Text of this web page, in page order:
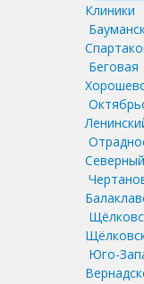
Клиники
Беговая
Юго-